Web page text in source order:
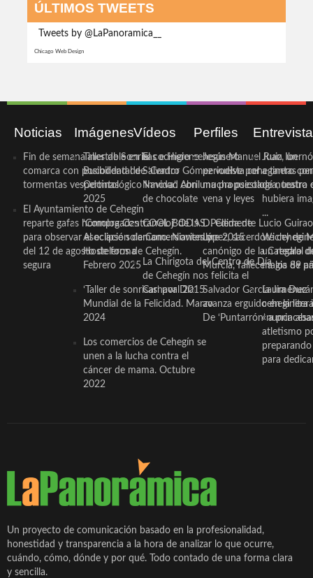
ÚLTIMOS TWEETS
Tweets by @LaPanoramica__
Chicago Web Design
Noticias
Fin de semana inestable en la
comarca con posibilidad de
tormentas vespertinas
El Ayuntamiento de Cehegín
reparte gafas homologadas
para observar el eclipse solar
del 12 de agosto de forma
segura
Imágenes
Taller de Sonrisas e Higiene
Bucodental de ‘Centro
Odontológico Innova’. Abril
2025
‘Compra Contrarreloj’ de la
Asociación de Comerciantes y
Hosteleros de Cehegín.
Febrero 2025
‘Taller de sonrisas’ por Día
Mundial de la Felicidad. Marzo
2024
Los comercios de Cehegín se
unen a la lucha contra el
cáncer de mama. Octubre
2022
Vídeos
El cocinero ceheginero
Salvador Gómez vuelve por
Navidad con una propuesta
de chocolate
COOL BODAS. Pedida de
mano. Noviembre 2015
La Chirigota del Centro de Día
de Cehegín nos felicita el
Carnaval 2015
Perfiles
Jesús Manuel Ruiz, un
periodista ceheginero con
mucha psicología, teatro
vena y leyes
D. Clemente Lucio Guirao
López, sacerdote
canónigo de la Catedral
Murcia, fallece a los 89
Salvador García Jiménez
avanza erguido en la
De ‘Puntarrón’ a
Juan
a tantas
de nuestra
hubiera
...
Wichy de
un regalo
magia de
Laura
ceheginera
«nunca
atletismo
para
Un proyecto de comunicación basado en la profesionalidad,
honestidad y transparencia a la hora de analizar lo que ocurre,
cuándo, cómo, dónde y por qué. Todo contado de una forma clara
y sencilla.